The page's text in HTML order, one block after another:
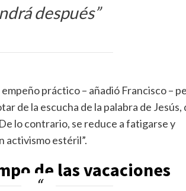
después”
práctico – añadió Francisco –
de la escucha de la palabra de Jesús,
lo contrario, se reduce a fatigarse y
activismo estéril”.
de las vacaciones